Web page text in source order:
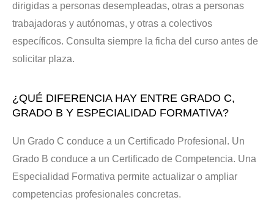
dirigidas a personas desempleadas, otras a personas
trabajadoras y autónomas, y otras a colectivos
específicos. Consulta siempre la ficha del curso antes de
solicitar plaza.
¿QUÉ DIFERENCIA HAY ENTRE GRADO C,
GRADO B Y ESPECIALIDAD FORMATIVA?
Un Grado C conduce a un Certificado Profesional. Un
Grado B conduce a un Certificado de Competencia. Una
Especialidad Formativa permite actualizar o ampliar
competencias profesionales concretas.